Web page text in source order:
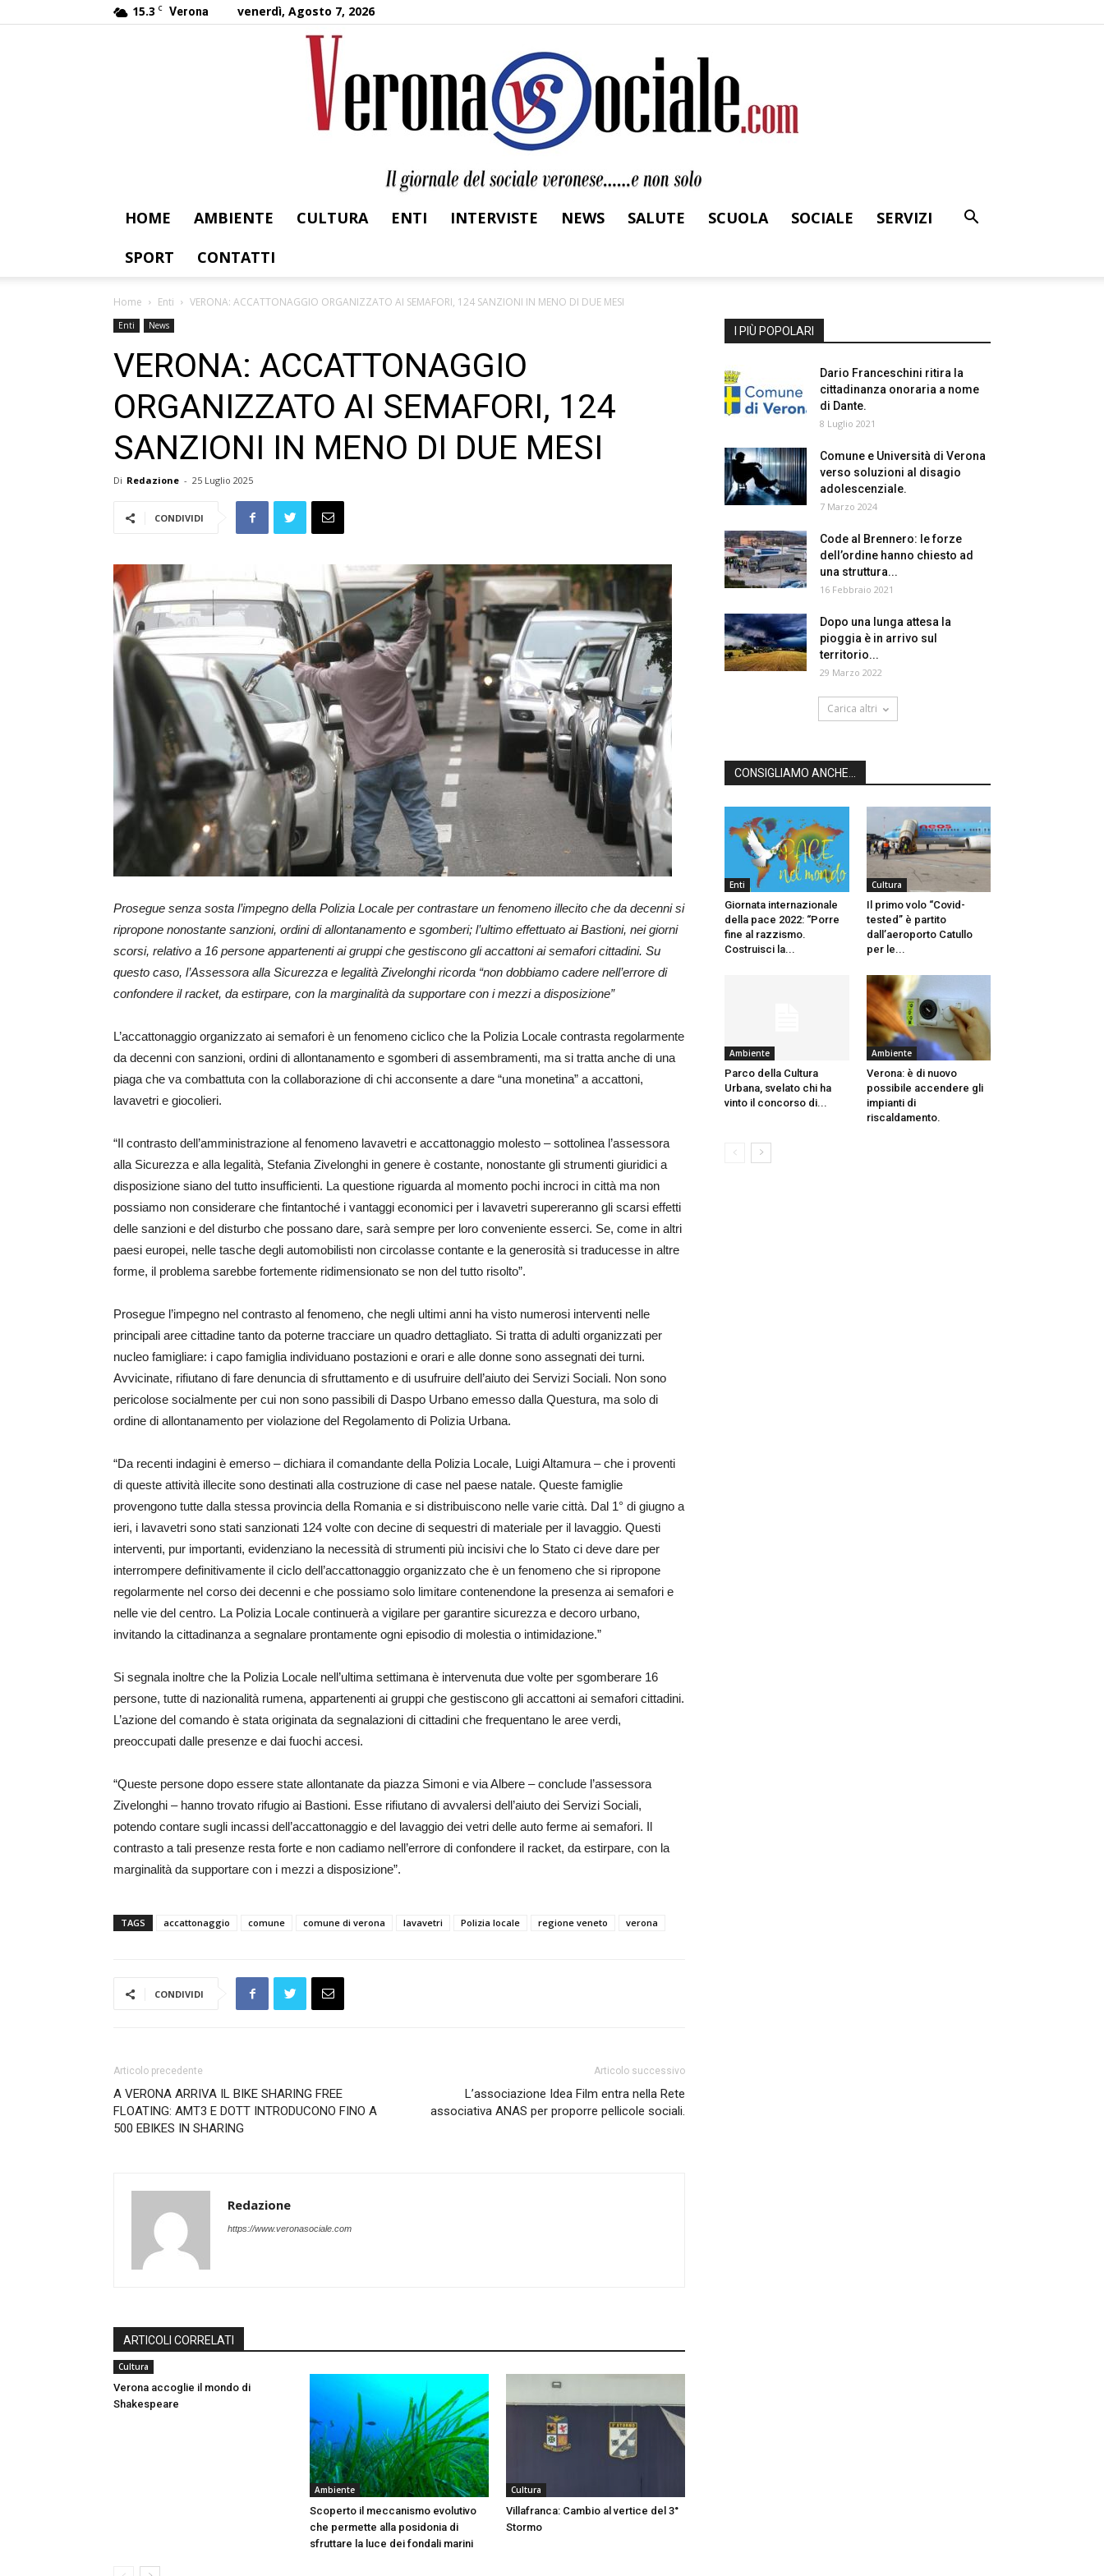
15.3 C Verona venerdì, Agosto 7, 2026
HOME AMBIENTE CULTURA ENTI INTERVISTE NEWS SALUTE SCUOLA SOCIALE
SERVIZI
SPORT
CONTATTI
Home Enti VERONA: ACCATTONAGGIO ORGANIZZATO AI SEMAFORI, 124 SANZIONI IN MENO DI DUE MESI
Enti News
VERONA: ACCATTONAGGIO
ORGANIZZATO AI SEMAFORI, 124
SANZIONI IN MENO DI DUE MESI
Di Redazione - 25 Luglio 2025
CONDIVIDI
Prosegue senza sosta l’impegno della Polizia Locale per contrastare un fenomeno illecito che da decenni si
ripropone nonostante sanzioni, ordini di allontanamento e sgomberi; l’ultimo effettuato ai Bastioni, nei giorni
scorsi, relativo a 16 persone appartenenti ai gruppi che gestiscono gli accattoni ai semafori cittadini. Su
questo caso, l’Assessora alla Sicurezza e legalità Zivelonghi ricorda “non dobbiamo cadere nell’errore di
confondere il racket, da estirpare, con la marginalità da supportare con i mezzi a disposizione”
L’accattonaggio organizzato ai semafori è un fenomeno ciclico che la Polizia Locale contrasta regolarmente
da decenni con sanzioni, ordini di allontanamento e sgomberi di assembramenti, ma si tratta anche di una
piaga che va combattuta con la collaborazione di chi acconsente a dare “una monetina” a accattoni,
lavavetri e giocolieri.
“Il contrasto dell’amministrazione al fenomeno lavavetri e accattonaggio molesto – sottolinea l’assessora
alla Sicurezza e alla legalità, Stefania Zivelonghi in genere è costante, nonostante gli strumenti giuridici a
disposizione siano del tutto insufficienti. La questione riguarda al momento pochi incroci in città ma non
possiamo non considerare che fintantoché i vantaggi economici per i lavavetri supereranno gli scarsi effetti
delle sanzioni e del disturbo che possano dare, sarà sempre per loro conveniente esserci. Se, come in altri
paesi europei, nelle tasche degli automobilisti non circolasse contante e la generosità si traducesse in altre
forme, il problema sarebbe fortemente ridimensionato se non del tutto risolto”.
Prosegue l’impegno nel contrasto al fenomeno, che negli ultimi anni ha visto numerosi interventi nelle
principali aree cittadine tanto da poterne tracciare un quadro dettagliato. Si tratta di adulti organizzati per
nucleo famigliare: i capo famiglia individuano postazioni e orari e alle donne sono assegnati dei turni.
Avvicinate, rifiutano di fare denuncia di sfruttamento e di usufruire dell’aiuto dei Servizi Sociali. Non sono
pericolose socialmente per cui non sono passibili di Daspo Urbano emesso dalla Questura, ma solo di
ordine di allontanamento per violazione del Regolamento di Polizia Urbana.
“Da recenti indagini è emerso – dichiara il comandante della Polizia Locale, Luigi Altamura – che i proventi
di queste attività illecite sono destinati alla costruzione di case nel paese natale. Queste famiglie
provengono tutte dalla stessa provincia della Romania e si distribuiscono nelle varie città. Dal 1° di giugno a
ieri, i lavavetri sono stati sanzionati 124 volte con decine di sequestri di materiale per il lavaggio. Questi
interventi, pur importanti, evidenziano la necessità di strumenti più incisivi che lo Stato ci deve dare per
interrompere definitivamente il ciclo dell’accattonaggio organizzato che è un fenomeno che si ripropone
regolarmente nel corso dei decenni e che possiamo solo limitare contenendone la presenza ai semafori e
nelle vie del centro. La Polizia Locale continuerà a vigilare per garantire sicurezza e decoro urbano,
invitando la cittadinanza a segnalare prontamente ogni episodio di molestia o intimidazione.”
Si segnala inoltre che la Polizia Locale nell’ultima settimana è intervenuta due volte per sgomberare 16
persone, tutte di nazionalità rumena, appartenenti ai gruppi che gestiscono gli accattoni ai semafori cittadini.
L’azione del comando è stata originata da segnalazioni di cittadini che frequentano le aree verdi,
preoccupati dalle presenze e dai fuochi accesi.
“Queste persone dopo essere state allontanate da piazza Simoni e via Albere – conclude l’assessora
Zivelonghi – hanno trovato rifugio ai Bastioni. Esse rifiutano di avvalersi dell’aiuto dei Servizi Sociali,
potendo contare sugli incassi dell’accattonaggio e del lavaggio dei vetri delle auto ferme ai semafori. Il
contrasto a tali presenze resta forte e non cadiamo nell’errore di confondere il racket, da estirpare, con la
marginalità da supportare con i mezzi a disposizione”.
TAGS accattonaggio comune comune di verona lavavetri Polizia locale regione veneto verona
CONDIVIDI
Articolo precedente
A VERONA ARRIVA IL BIKE SHARING FREE
FLOATING: AMT3 E DOTT INTRODUCONO FINO A
500 EBIKES IN SHARING
Articolo successivo
L’associazione Idea Film entra nella Rete
associativa ANAS per proporre pellicole sociali.
Redazione
https://www.veronasociale.com
ARTICOLI CORRELATI
Cultura
Verona accoglie il mondo di
Shakespeare
Ambiente
Scoperto il meccanismo evolutivo
che permette alla posidonia di
sfruttare la luce dei fondali marini
Cultura
Villafranca: Cambio al vertice del 3°
Stormo
I PIÙ POPOLARI
Dario Franceschini ritira la
cittadinanza onoraria a nome
di Dante.
8 Luglio 2021
Comune e Università di Verona
verso soluzioni al disagio
adolescenziale.
7 Marzo 2024
Code al Brennero: le forze
dell’ordine hanno chiesto ad
una struttura...
16 Febbraio 2021
Dopo una lunga attesa la
pioggia è in arrivo sul
territorio...
29 Marzo 2022
Carica altri
CONSIGLIAMO ANCHE...
Enti
Giornata internazionale
della pace 2022: “Porre
fine al razzismo.
Costruisci la...
Cultura
Il primo volo “Covid-
tested” è partito
dall’aeroporto Catullo
per le...
Ambiente
Parco della Cultura
Urbana, svelato chi ha
vinto il concorso di...
Ambiente
Verona: è di nuovo
possibile accendere gli
impianti di
riscaldamento.